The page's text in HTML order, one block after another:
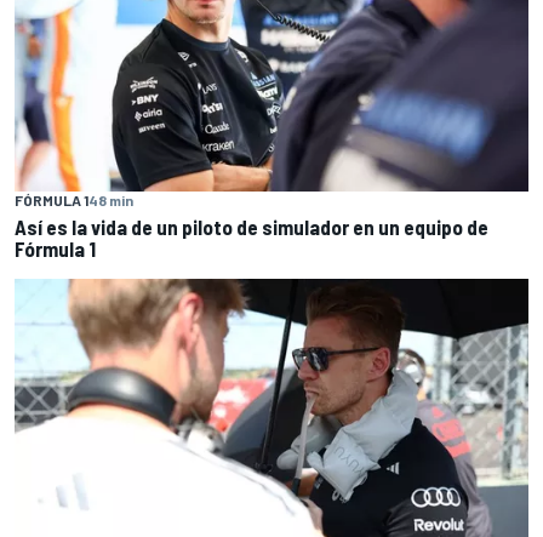
FÓRMULA 148 min
Así es la vida de un piloto de simulador en un equipo de
Fórmula 1